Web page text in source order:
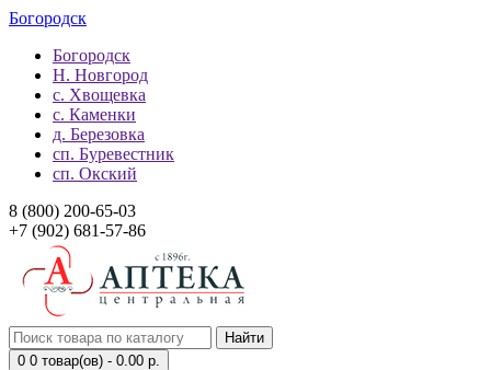
Богородск
Богородск
Н. Новгород
с. Хвощевка
с. Каменки
д. Березовка
сп. Буревестник
сп. Окский
8 (800) 200-65-03
+7 (902) 681-57-86
Найти
0 0 товар(ов) - 0.00 р.